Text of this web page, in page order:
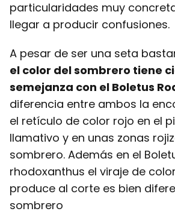
particularidades muy
llegar a producir confusiones.
A pesar de ser una seta
el color del sombrero tiene
semejanza con el Boletus
diferencia entre ambos la
el retículo de color rojo en el
llamativo y en unas zonas
sombrero. Además en el
rhodoxanthus el viraje de
produce al corte es bien
sombrero